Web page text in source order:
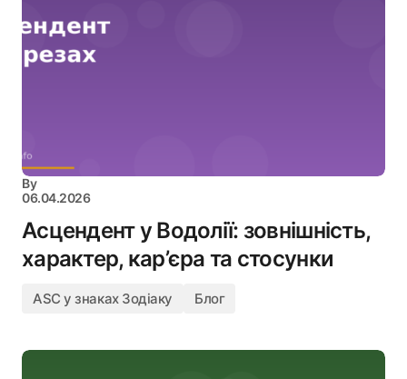
By
06.04.2026
Асцендент у Водолії: зовнішність,
характер, кар’єра та стосунки
ASC у знаках Зодіаку Блог